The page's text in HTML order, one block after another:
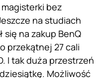
bez
na studiach
na zakup BenQ
przekątnej 27 cali
I tak duża przestrzeń
Możliwość